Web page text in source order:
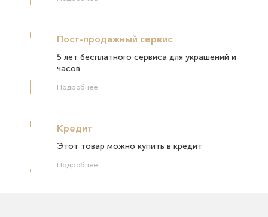
Пост-продажный сервис
5 лет бесплатного сервиса для украшений и
часов
Подробнее
Кредит
Этот товар можно купить в кредит
Подробнее